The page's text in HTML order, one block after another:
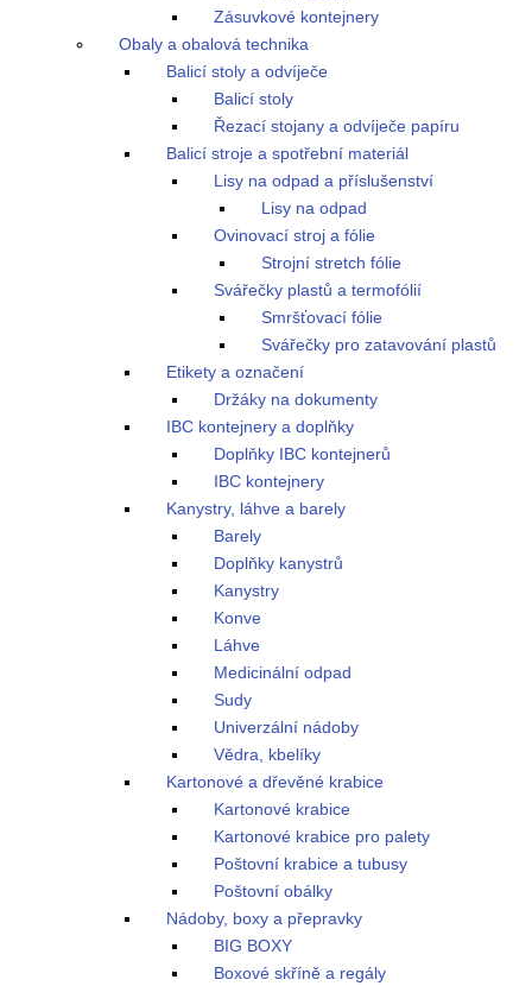
Zásuvkové kontejnery
Obaly a obalová technika
Balicí stoly a odvíječe
Balicí stoly
Řezací stojany a odvíječe papíru
Balicí stroje a spotřební materiál
Lisy na odpad a příslušenství
Lisy na odpad
Ovinovací stroj a fólie
Strojní stretch fólie
Svářečky plastů a termofólií
Smršťovací fólie
Svářečky pro zatavování plastů
Etikety a označení
Držáky na dokumenty
IBC kontejnery a doplňky
Doplňky IBC kontejnerů
IBC kontejnery
Kanystry, láhve a barely
Barely
Doplňky kanystrů
Kanystry
Konve
Láhve
Medicinální odpad
Sudy
Univerzální nádoby
Vědra, kbelíky
Kartonové a dřevěné krabice
Kartonové krabice
Kartonové krabice pro palety
Poštovní krabice a tubusy
Poštovní obálky
Nádoby, boxy a přepravky
BIG BOXY
Boxové skříně a regály